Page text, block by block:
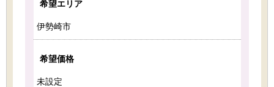
希望エリア
伊勢崎市
希望価格
未設定